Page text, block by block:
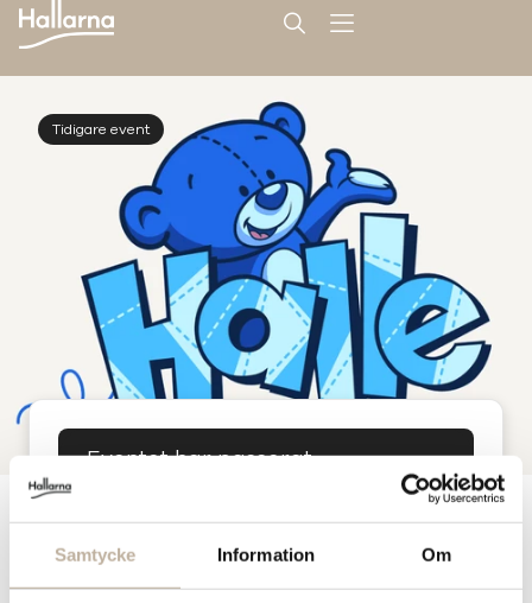
Samtycke Information Om
Tidigare event
Eventet har passerat
Datum:
21 mars